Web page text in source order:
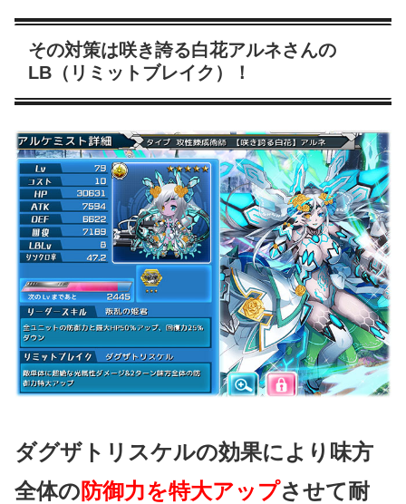
その対策は咲き誇る白花アルネさんの
LB（リミットブレイク）！
ダグザトリスケルの効果により味方
全体の防御力を特大アップさせて耐